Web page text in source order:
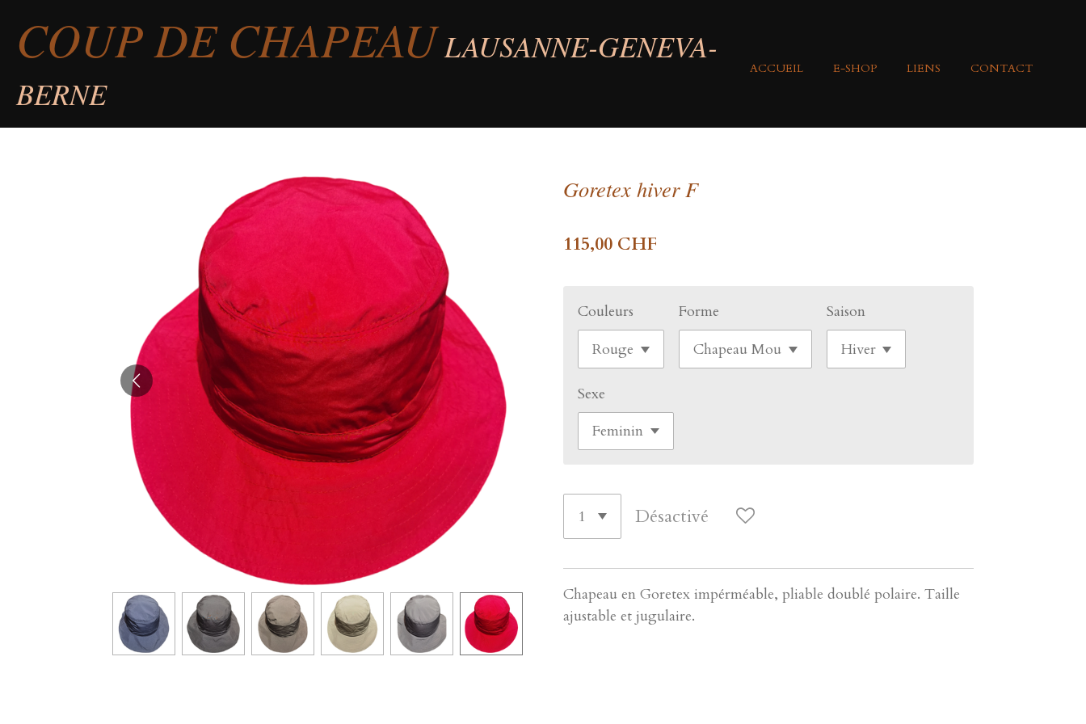
au
contenu
principal
COUP DE CHAPEAULAUSANNE-GENEVA-
BERNE
ACCUEIL E-SHOP LIENS CONTACT
Goretex hiver F
115,00 CHF
Couleurs Forme Saison
Sexe
Désactivé
Chapeau en Goretex impérméable, pliable doublé polaire. Taille
ajustable et jugulaire.